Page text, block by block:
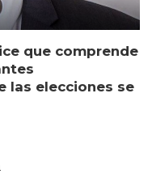
que comprende
las elecciones se